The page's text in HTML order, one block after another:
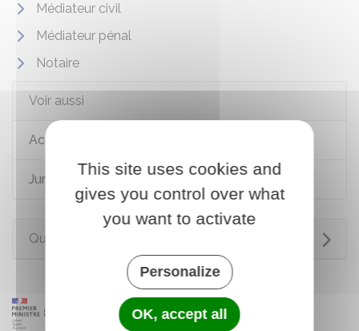
Médiateur civil
Médiateur pénal
Notaire
Voir aussi
Accès au droit et à la justice
Juridictions
Questions ? Réponses !
This site uses cookies and
gives you control over what
you want to activate
Personalize
OK, accept all